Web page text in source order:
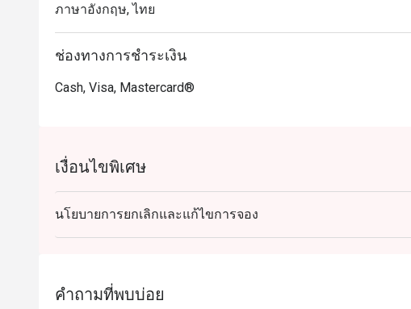
ภาษาอังกฤษ, ไทย
ช่องทางการชำระเงิน
Cash, Visa, Mastercard®
เงื่อนไขพิเศษ
นโยบายการยกเลิกและแก้ไขการจอง
คำถามที่พบบ่อย